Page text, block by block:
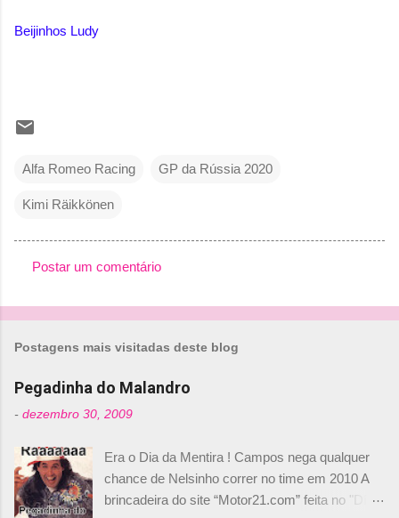
Beijinhos Ludy
Alfa Romeo Racing GP da Rússia 2020
Kimi Räikkönen
o
n
t
r
i
o
Postar um comentário
Postagens mais visitadas deste blog
Pegadinha do Malandro
- dezembro 30, 2009
Era o Dia da Mentira ! Campos nega qualquer
chance de Nelsinho correr no time em 2010 A
brincadeira do site “Motor21.com” feita no "Día